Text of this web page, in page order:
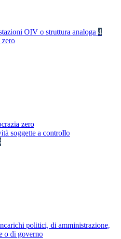
OIV o struttura analoga 4
zero
zero
soggette a controllo
politici, di amministrazione,
o di governo